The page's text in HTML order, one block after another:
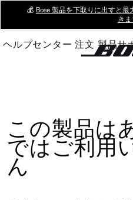
Main
💰 Bose 製品を下取りに出すと
きま
ヘルプセンター 注文 製品サ
この製品は
ではご利用
ん